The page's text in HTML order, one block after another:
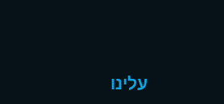
עלינו